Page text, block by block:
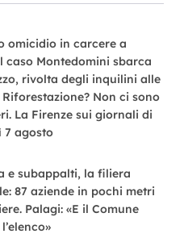
omicidio in carcere a
caso Montedomini sbarca
rivolta degli inquilini alle
Riforestazione? Non ci sono
La Firenze sui giornali di
7 agosto
e subappalti, la filiera
87 aziende in pochi metri
Palagi: «E il Comune